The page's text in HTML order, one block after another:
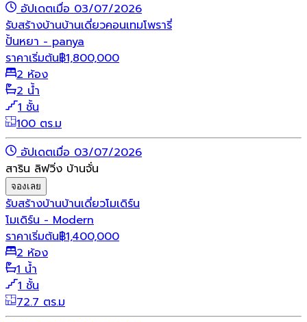
อัปเดตเมื่อ 03/07/2026
รับสร้างบ้านบ้านเดี่ยวคอนเทมโพรารี่
ปั้นหยา - panya
ราคาเริ่มต้น฿1,800,000
2 ห้อง
2 น้ำ
1 ชั้น
100 ตร.ม
อัปเดตเมื่อ 03/07/2026
สาริน ลิฟวิ่ง บ้านจั่น
จองเลย
รับสร้างบ้านบ้านเดี่ยวโมเดิร์น
โมเดิร์น - Modern
ราคาเริ่มต้น฿1,400,000
2 ห้อง
1 น้ำ
1 ชั้น
72.7 ตร.ม